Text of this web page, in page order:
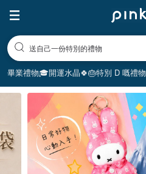
享受療癒的放鬆生活
畢業禮物🎓開運水晶🍀🎂特別 D 嘅禮物